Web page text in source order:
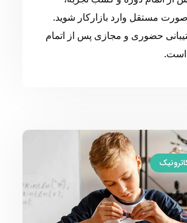
صورت مستقل وارد بازارکار شوید.
حضوری و مجازی پس از اتمام
است.